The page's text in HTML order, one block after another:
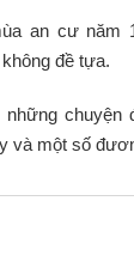
an cư năm
đề tựa.
chuyện
và một số